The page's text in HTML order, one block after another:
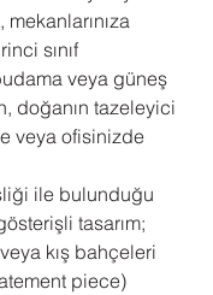
sınıf
veya güneş
doğanın tazeleyici
veya ofisinizde
ile bulunduğu
tasarım;
kış bahçeleri
piece)